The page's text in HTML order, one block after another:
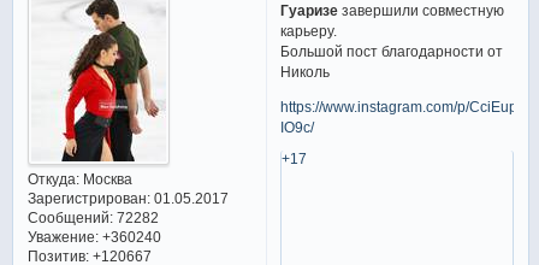
Откуда:Москва
Зарегистрирован: 01.05.2017
Сообщений:72282
Уважение: +360240
Позитив: +120667
Гуаризе завершили совместную
карьеру.
Большой пост благодарности от
Николь
https://www.instagram.com/p/CciEup-
IO9c/
+17